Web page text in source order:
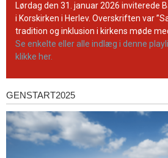
YouTube-
kanal
Lørdag den 31. januar 2026 inviterede
i Korskirken i Herlev. Overskriften var
tradition og inklusion i kirkens møde
Se enkelte eller alle indlæg i denne
klikke her.
Genstart2025
GENSTART2025